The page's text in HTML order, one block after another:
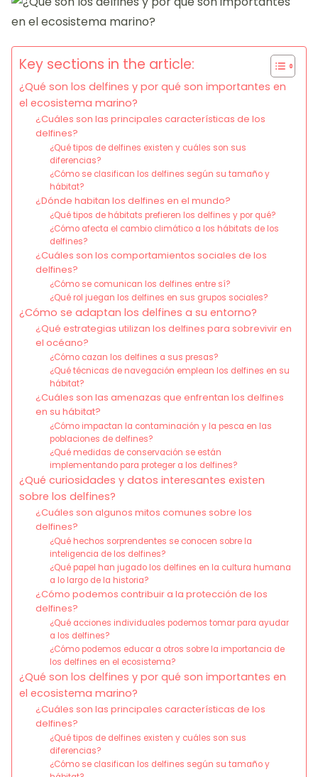
Key sections in the article:
¿Qué son los delfines y por qué son importantes en
el ecosistema marino?
¿Cuáles son las principales características de los
delfines?
¿Qué tipos de delfines existen y cuáles son sus
diferencias?
¿Cómo se clasifican los delfines según su tamaño y
hábitat?
¿Dónde habitan los delfines en el mundo?
¿Qué tipos de hábitats prefieren los delfines y por qué?
¿Cómo afecta el cambio climático a los hábitats de los
delfines?
¿Cuáles son los comportamientos sociales de los
delfines?
¿Cómo se comunican los delfines entre sí?
¿Qué rol juegan los delfines en sus grupos sociales?
¿Cómo se adaptan los delfines a su entorno?
¿Qué estrategias utilizan los delfines para sobrevivir en
el océano?
¿Cómo cazan los delfines a sus presas?
¿Qué técnicas de navegación emplean los delfines en su
hábitat?
¿Cuáles son las amenazas que enfrentan los delfines
en su hábitat?
¿Cómo impactan la contaminación y la pesca en las
poblaciones de delfines?
¿Qué medidas de conservación se están
implementando para proteger a los delfines?
¿Qué curiosidades y datos interesantes existen
sobre los delfines?
¿Cuáles son algunos mitos comunes sobre los
delfines?
¿Qué hechos sorprendentes se conocen sobre la
inteligencia de los delfines?
¿Qué papel han jugado los delfines en la cultura humana
a lo largo de la historia?
¿Cómo podemos contribuir a la protección de los
delfines?
¿Qué acciones individuales podemos tomar para ayudar
a los delfines?
¿Cómo podemos educar a otros sobre la importancia de
los delfines en el ecosistema?
¿Qué son los delfines y por qué son importantes en
el ecosistema marino?
¿Cuáles son las principales características de los
delfines?
¿Qué tipos de delfines existen y cuáles son sus
diferencias?
¿Cómo se clasifican los delfines según su tamaño y